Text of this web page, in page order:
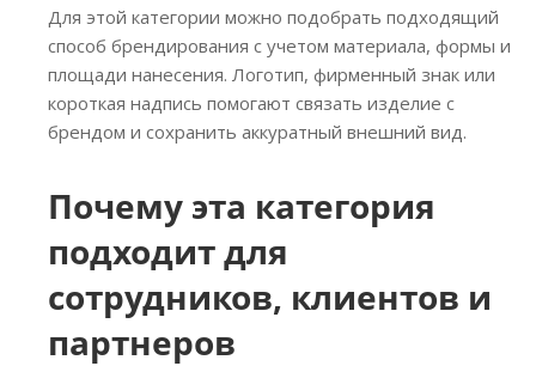
Для этой категории можно подобрать подходящий
способ брендирования с учетом материала, формы и
площади нанесения. Логотип, фирменный знак или
короткая надпись помогают связать изделие с
брендом и сохранить аккуратный внешний вид.
Почему эта категория
подходит для
сотрудников, клиентов и
партнеров